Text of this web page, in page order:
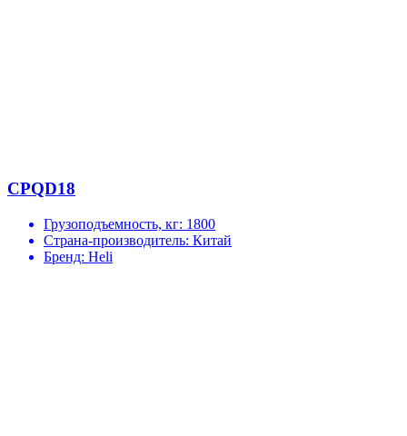
CPQD18
Грузоподъемность, кг: 1800
Страна-производитель: Китай
Бренд: Heli